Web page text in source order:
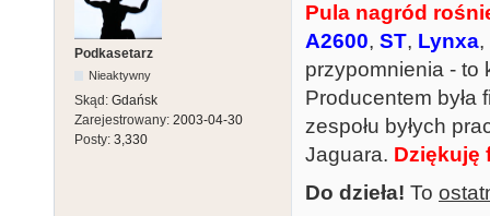
Podkasetarz
Nieaktywny
Skąd: Gdańsk
Zarejestrowany: 2003-04-30
Posty: 3,330
Pula nagród
A2600, ST, Lynxa,
przypomnienia - to
Producentem była
zespołu byłych
Jaguara. Dziękuję
Do dzieła! To